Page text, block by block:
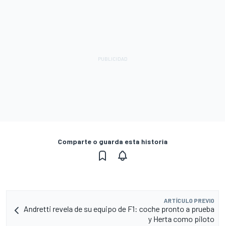
Comparte o guarda esta historia
ARTÍCULO PREVIO
Andretti revela de su equipo de F1: coche pronto a prueba
y Herta como piloto